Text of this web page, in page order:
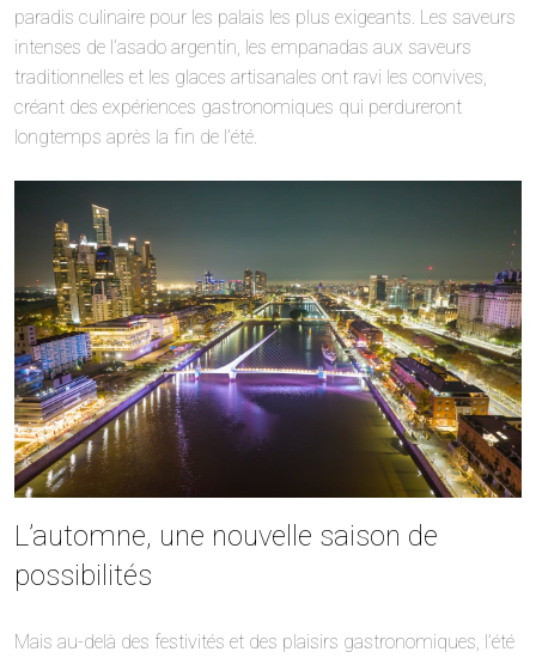
paradis culinaire pour les palais les plus exigeants. Les saveurs
intenses de l’asado argentin, les empanadas aux saveurs
traditionnelles et les glaces artisanales ont ravi les convives,
créant des expériences gastronomiques qui perdureront
longtemps après la fin de l’été.
L’automne, une nouvelle saison de
possibilités
Mais au-delà des festivités et des plaisirs gastronomiques, l’été